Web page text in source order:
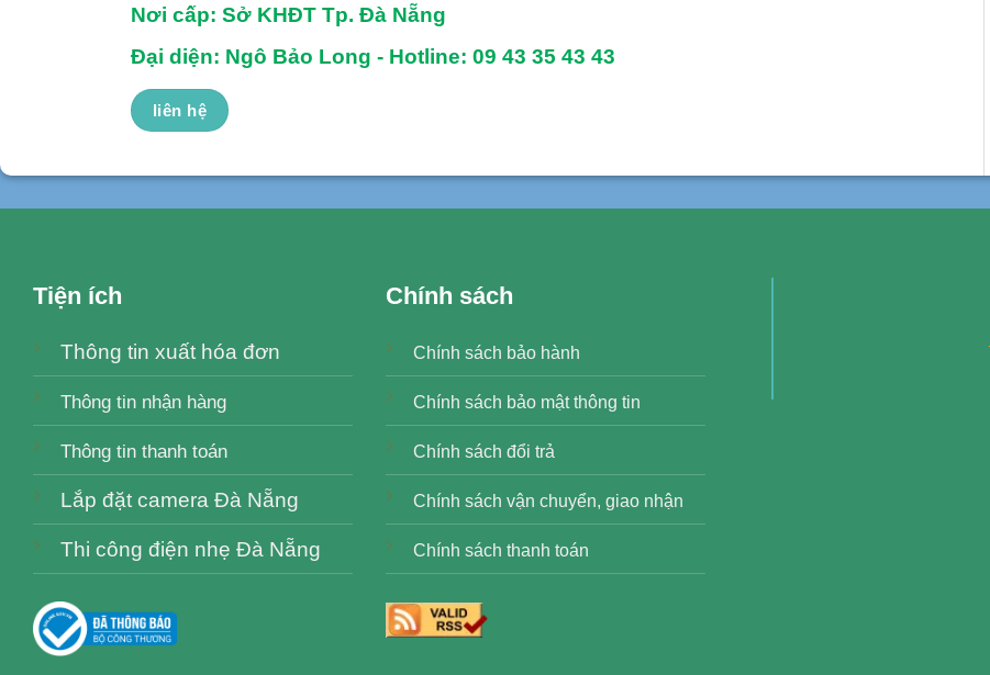
Nơi cấp: Sở KHĐT Tp. Đà Nẵng
Đại diện: Ngô Bảo Long - Hotline: 09 43 35 43 43
liên hệ
Tiện ích
Thông tin xuất hóa đơn
Thông tin nhận hàng
Thông tin thanh toán
Lắp đặt camera Đà Nẵng
Thi công điện nhẹ Đà Nẵng
Chính sách
Chính sách bảo hành
Chính sách bảo mật thông tin
Chính sách đổi trả
Chính sách vận chuyển, giao nhận
Chính sách thanh toán